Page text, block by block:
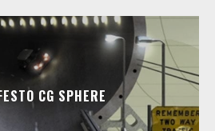
CG SPHERE